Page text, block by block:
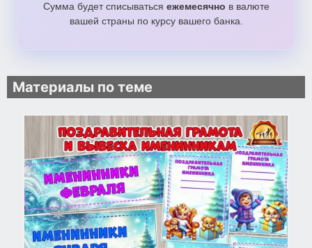
Сумма будет списываться ежемесячно в валюте
вашей страны по курсу вашего банка.
Материалы по теме